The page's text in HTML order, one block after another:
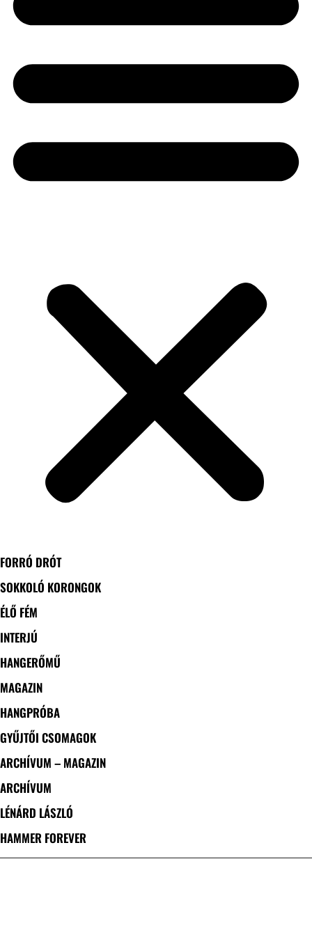
FORRÓ DRÓT
SOKKOLÓ KORONGOK
ÉLŐ FÉM
INTERJÚ
HANGERŐMŰ
MAGAZIN
HANGPRÓBA
GYŰJTŐI CSOMAGOK
ARCHÍVUM – MAGAZIN
ARCHÍVUM
LÉNÁRD LÁSZLÓ
HAMMER FOREVER